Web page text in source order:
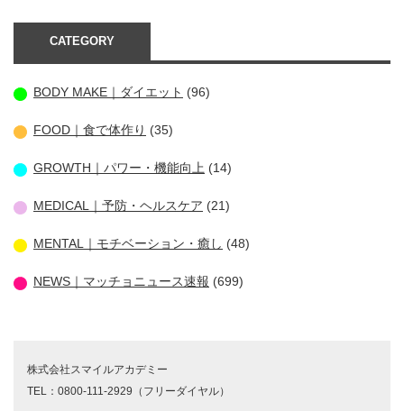
CATEGORY
BODY MAKE｜ダイエット (96)
FOOD｜食で体作り (35)
GROWTH｜パワー・機能向上 (14)
MEDICAL｜予防・ヘルスケア (21)
MENTAL｜モチベーション・癒し (48)
NEWS｜マッチョニュース速報 (699)
株式会社スマイルアカデミー
TEL：0800-111-2929（フリーダイヤル）